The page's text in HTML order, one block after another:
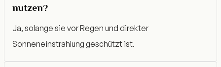
nutzen?
Ja, solange sie vor Regen und direkter
Sonneneinstrahlung geschützt ist.